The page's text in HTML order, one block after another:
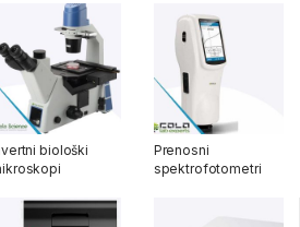
biološki
Prenosni
spektrofotometri